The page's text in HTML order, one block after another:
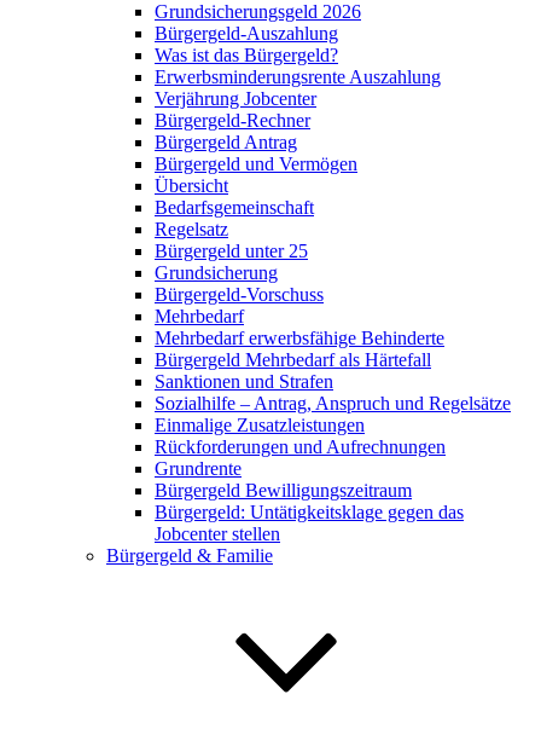
Grundsicherungsgeld 2026
Bürgergeld-Auszahlung
Was ist das Bürgergeld?
Erwerbsminderungsrente Auszahlung
Verjährung Jobcenter
Bürgergeld-Rechner
Bürgergeld Antrag
Bürgergeld und Vermögen
Übersicht
Bedarfsgemeinschaft
Regelsatz
Bürgergeld unter 25
Grundsicherung
Bürgergeld-Vorschuss
Mehrbedarf
Mehrbedarf erwerbsfähige Behinderte
Bürgergeld Mehrbedarf als Härtefall
Sanktionen und Strafen
Sozialhilfe – Antrag, Anspruch und Regelsätze
Einmalige Zusatzleistungen
Rückforderungen und Aufrechnungen
Grundrente
Bürgergeld Bewilligungszeitraum
Bürgergeld: Untätigkeitsklage gegen das
Jobcenter stellen
Bürgergeld & Familie